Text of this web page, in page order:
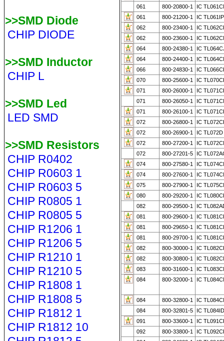
>>SMD Diode
CHIP DIODE
>>SMD Inductor
CHIP L
>>SMD Led
LED SMD
>>SMD Resistors
CHIP R0402
CHIP R0603 1
CHIP R0603 5
CHIP R0805 1
CHIP R0805 5
CHIP R1206 1
CHIP R1206 5
CHIP R1210 1
CHIP R1210 5
CHIP R1808 1
CHIP R1808 5
CHIP R1812 1
CHIP R1812 10
061
800-20800-1
IC
061
800-21200-1
IC TL061IP
062
800-23400-1
IC
062
800-23600-1
IC
064
800-24380-1
IC
064
800-24400-1
IC
066
800-24830-1
IC
070
800-25600-1
IC
071
800-26000-1
IC
071
800-26050-1
IC
071
800-26100-1
IC
072
800-26800-1
IC
072
800-26900-1
IC TL072D
072
800-27200-1
IC
072
800-27201-5
IC
074
800-27580-1
IC
074
800-27600-1
IC
075
800-27900-1
IC
080
800-29200-1
IC
082
800-29500-1
IC
081
800-29600-1
IC
081
800-29650-1
IC
081
800-29700-1
IC
082
800-30000-1
IC
082
800-30800-1
IC
083
800-31600-1
IC
084
800-32000-1 IC
084 800-32800-1
IC
084
800-32801-5
IC
091
800-33600-1
IC
092
800-33800-1
IC